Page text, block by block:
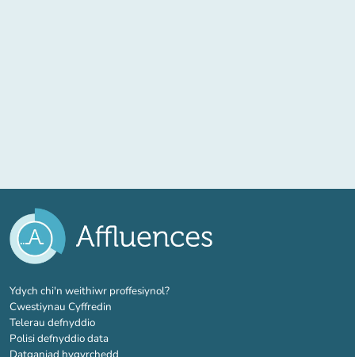
Ydych chi'n weithiwr proffesiynol?(tab newydd)
Cwestiynau Cyffredin
Telerau defnyddio
Polisi defnyddio data